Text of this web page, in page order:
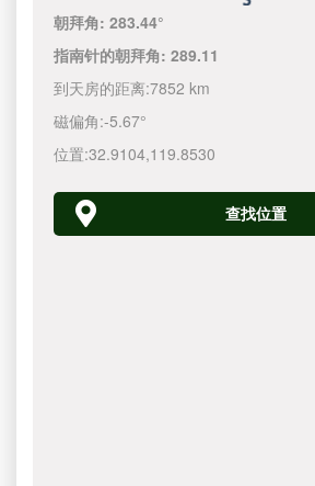
朝拜角:283.44°
指南针的朝拜角:289.11
到天房的距离:7852 km
磁偏角:-5.67°
位置:32.9104,119.8530
查找位置